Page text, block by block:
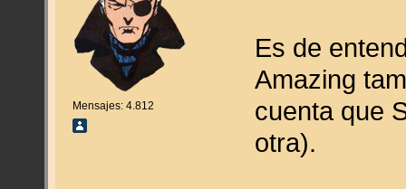
Mensajes: 4.812
Es de
Amazing
cuenta que
otra).